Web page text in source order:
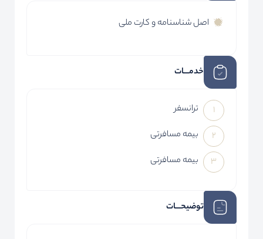
اصل شناسنامه و کارت ملی
خدمـــات
ترانسفر
بیمه مسافرتی
بیمه مسافرتی
توضیحـــات